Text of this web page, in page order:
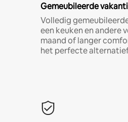
Gemeubileerde
Volledig
een keuken en andere
maand of langer
het perfecte